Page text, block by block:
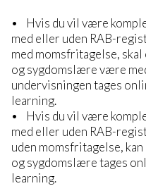
• Hvis du vil være
med eller uden RAB-
med momsfritagelse,
og sygdomslære være
undervisningen tages
learning.
• Hvis du vil være
med eller uden RAB-
uden momsfritagelse,
og sygdomslære tages
learning.